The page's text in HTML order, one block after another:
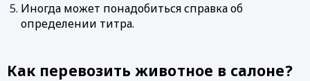
Иногда может понадобиться справка об
определении титра.
Как перевозить животное в салоне?